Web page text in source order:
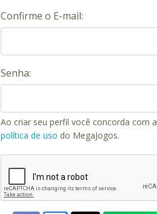
Confirme o E-mail:
Senha:
Ao criar seu perfil você concorda com a
política de uso do MegaJogos.